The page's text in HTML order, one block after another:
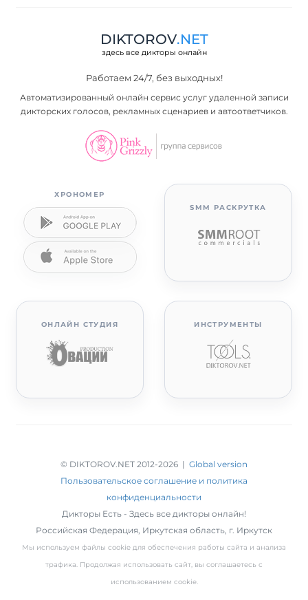
DIKTOROV.NET
здесь все дикторы онлайн
Работаем 24/7, без выходных!
Автоматизированный онлайн сервис услуг удаленной записи
дикторских голосов, рекламных сценариев и автоответчиков.
ХРОНОМЕР
SMM РАСКРУТКА
ОНЛАЙН СТУДИЯ ИНСТРУМЕНТЫ
© DIKTOROV.NET 2012-2026 | Global version
Пользовательское соглашение и политика
конфиденциальности
Дикторы Есть - Здесь все дикторы онлайн!
Российская Федерация, Иркутская область, г. Иркутск
Мы используем файлы cookie для обеспечения работы сайта и анализа
трафика. Продолжая использовать сайт, вы соглашаетесь с
использованием cookie.